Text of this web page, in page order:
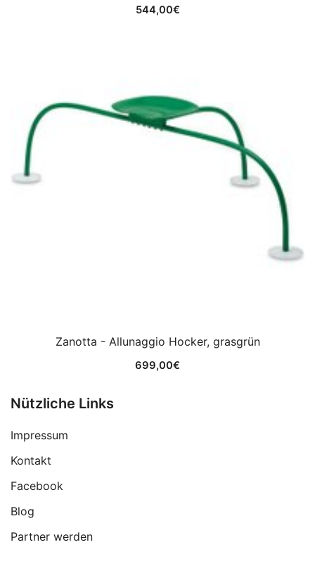
544,00€
Zanotta - Allunaggio Hocker, grasgrün
699,00€
Nützliche Links
Impressum
Kontakt
Facebook
Blog
Partner werden